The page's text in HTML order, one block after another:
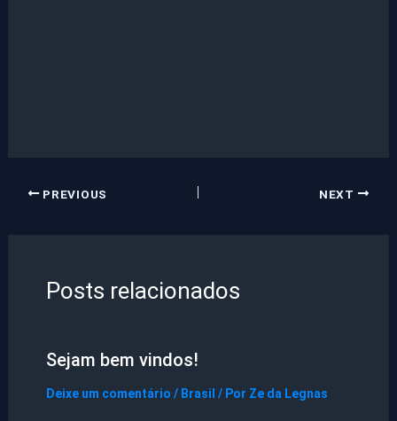
PREVIOUS NEXT
Posts relacionados
Sejam bem vindos!
Deixe um comentário / Brasil / Por Ze da Legnas